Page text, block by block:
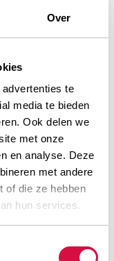
Over
te
media te bieden
Ook delen we
met onze
en analyse. Deze
met andere
of die ze hebben
hun services.
u terecht
voor auto's,
aan het